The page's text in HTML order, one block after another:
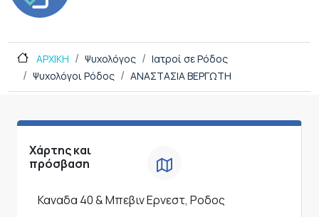
ΑΡΧΙΚΗ Ψυχολόγος
Ιατροί σε Ρόδος
Ψυχολόγοι Ρόδος
ΑΝΑΣΤΑΣΙΑ ΒΕΡΓΩΤΗ
Χάρτης και
πρόσβαση
Καναδα 40 & Μπεβιν Ερνεστ, Ροδος